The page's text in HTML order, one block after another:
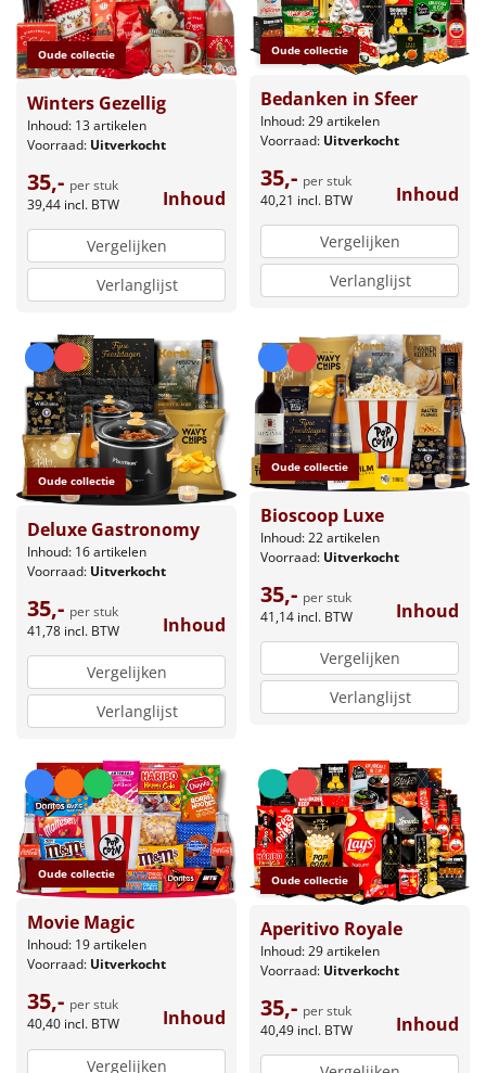
Oude collectie
Winters Gezellig
Inhoud: 13 artikelen
Voorraad: Uitverkocht
35,- per stuk
39,44 incl. BTW Inhoud
Vergelijken
Verlanglijst
Oude collectie
Bedanken in Sfeer
Inhoud: 29 artikelen
Voorraad: Uitverkocht
35,- per stuk
40,21 incl. BTW Inhoud
Vergelijken
Verlanglijst
Oude collectie
Deluxe Gastronomy
Inhoud: 16 artikelen
Voorraad: Uitverkocht
35,- per stuk
41,78 incl. BTW Inhoud
Vergelijken
Verlanglijst
Oude collectie
Bioscoop Luxe
Inhoud: 22 artikelen
Voorraad: Uitverkocht
35,- per stuk
41,14 incl. BTW Inhoud
Vergelijken
Verlanglijst
Oude collectie
Movie Magic
Inhoud: 19 artikelen
Voorraad: Uitverkocht
35,- per stuk
40,40 incl. BTW Inhoud
Vergelijken
Oude collectie
Aperitivo Royale
Inhoud: 29 artikelen
Voorraad: Uitverkocht
35,- per stuk
40,49 incl. BTW Inhoud